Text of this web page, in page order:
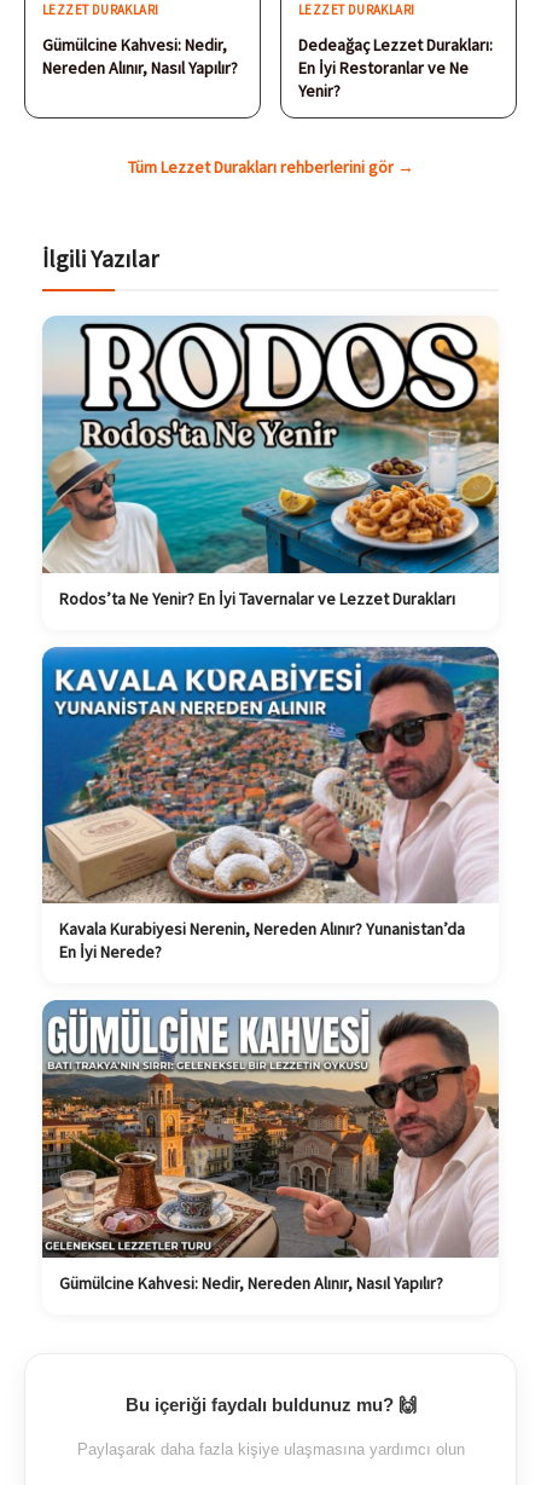
LEZZET DURAKLARI
Gümülcine Kahvesi: Nedir,
Nereden Alınır, Nasıl Yapılır?
LEZZET DURAKLARI
Dedeağaç Lezzet Durakları:
En İyi Restoranlar ve Ne
Yenir?
Tüm Lezzet Durakları rehberlerini gör →
İlgili Yazılar
Rodos’ta Ne Yenir? En İyi Tavernalar ve Lezzet Durakları
Kavala Kurabiyesi Nerenin, Nereden Alınır? Yunanistan’da
En İyi Nerede?
Gümülcine Kahvesi: Nedir, Nereden Alınır, Nasıl Yapılır?
Bu içeriği faydalı buldunuz mu? 🙌
Paylaşarak daha fazla kişiye ulaşmasına yardımcı olun